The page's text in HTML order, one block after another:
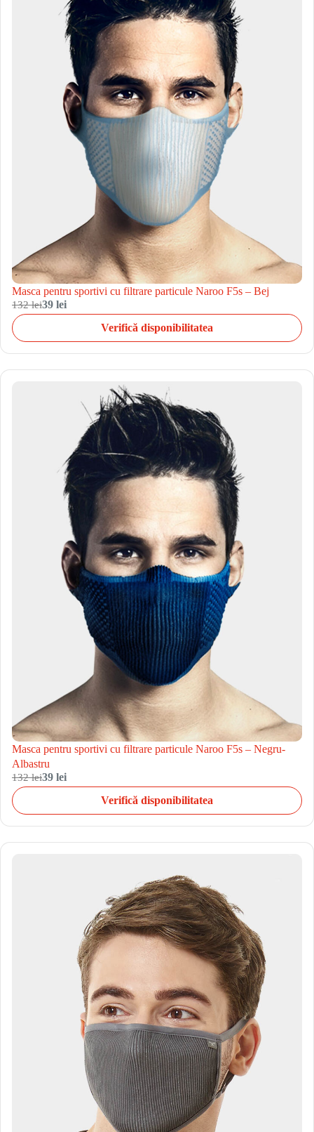
Masca pentru sportivi cu filtrare particule Naroo F5s – Bej
132 lei39 lei
Verifică disponibilitatea
Masca pentru sportivi cu filtrare particule Naroo F5s – Negru-
Albastru
132 lei39 lei
Verifică disponibilitatea